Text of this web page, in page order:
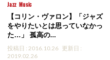
Jazz Music
【コリン・ヴァロン】「ジャズ
をやりたいとは思っていなかっ
た…」 孤高の...
投稿日 : 2016.10.26 更新日 :
2019.02.26